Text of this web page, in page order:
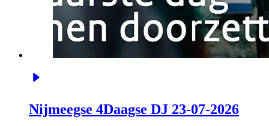
Nijmeegse 4Daagse DJ 23-07-2026